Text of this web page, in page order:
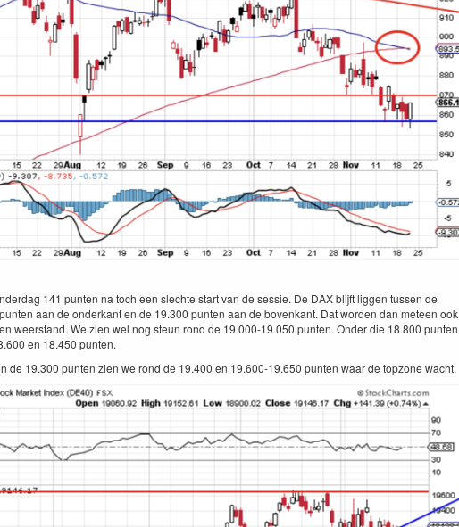
141 punten na toch een slechte start van de sessie. De DAX blijft liggen tussen de
aan de onderkant en de 19.300 punten aan de bovenkant. Dat worden dan meteen ook
weerstand. We zien wel nog steun rond de 19.000-19.050 punten. Onder die 18.800 punten
en 18.450 punten.
de 19.300 punten zien we rond de 19.400 en 19.600-19.650 punten waar de topzone wacht.